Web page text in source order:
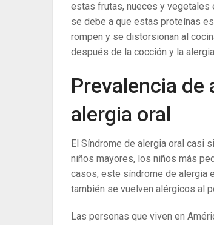
estas frutas, nueces y vegetales
se debe a que estas proteínas
rompen y se distorsionan al
después de la cocción y la
Prevalencia de
alergia oral
El Síndrome de alergia oral casi
niños mayores, los niños más
casos, este síndrome de alergia
también se vuelven alérgicos al
Las personas que viven en